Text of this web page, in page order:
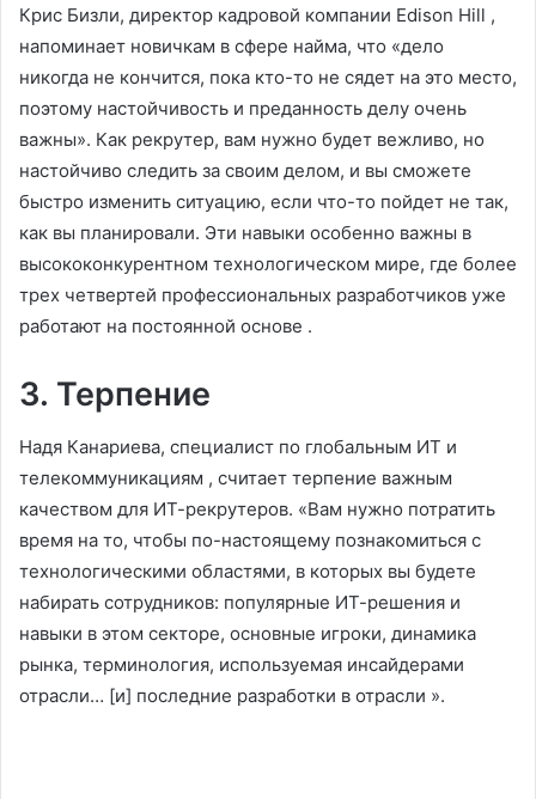
Крис Бизли, директор кадровой компании Edison Hill ,
напоминает новичкам в сфере найма, что «дело
никогда не кончится, пока кто-то не сядет на это место,
поэтому настойчивость и преданность делу очень
важны». Как рекрутер, вам нужно будет вежливо, но
настойчиво следить за своим делом, и вы сможете
быстро изменить ситуацию, если что-то пойдет не так,
как вы планировали. Эти навыки особенно важны в
высококонкурентном технологическом мире, где более
трех четвертей профессиональных разработчиков уже
работают на постоянной основе .
3. Терпение
Надя Канариева, специалист по глобальным ИТ и
телекоммуникациям , считает терпение важным
качеством для ИТ-рекрутеров. «Вам нужно потратить
время на то, чтобы по-настоящему познакомиться с
технологическими областями, в которых вы будете
набирать сотрудников: популярные ИТ-решения и
навыки в этом секторе, основные игроки, динамика
рынка, терминология, используемая инсайдерами
отрасли… [и] последние разработки в отрасли ».